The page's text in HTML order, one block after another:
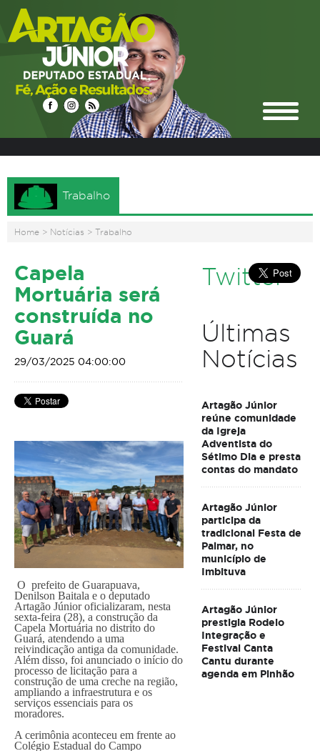
Trabalho
Home > Notícias > Trabalho
Capela
Mortuária será
construída no
Guará
29/03/2025 04:00:00
O prefeito de Guarapuava,
Denilson Baitala e o deputado
Artagão Júnior oficializaram, nesta
sexta-feira (28), a construção da
Capela Mortuária no distrito do
Guará, atendendo a uma
reivindicação antiga da comunidade.
Além disso, foi anunciado o início do
processo de licitação para a
construção de uma creche na região,
ampliando a infraestrutura e os
serviços essenciais para os
moradores.
A cerimônia aconteceu em frente ao
Colégio Estadual do Campo
Twitter
Últimas
Notícias
Artagão Júnior
reúne comunidade
da Igreja
Adventista do
Sétimo Dia e presta
contas do mandato
Artagão Júnior
participa da
tradicional Festa de
Palmar, no
município de
Imbituva
Artagão Júnior
prestigia Rodeio
Integração e
Festival Canta
Cantu durante
agenda em Pinhão